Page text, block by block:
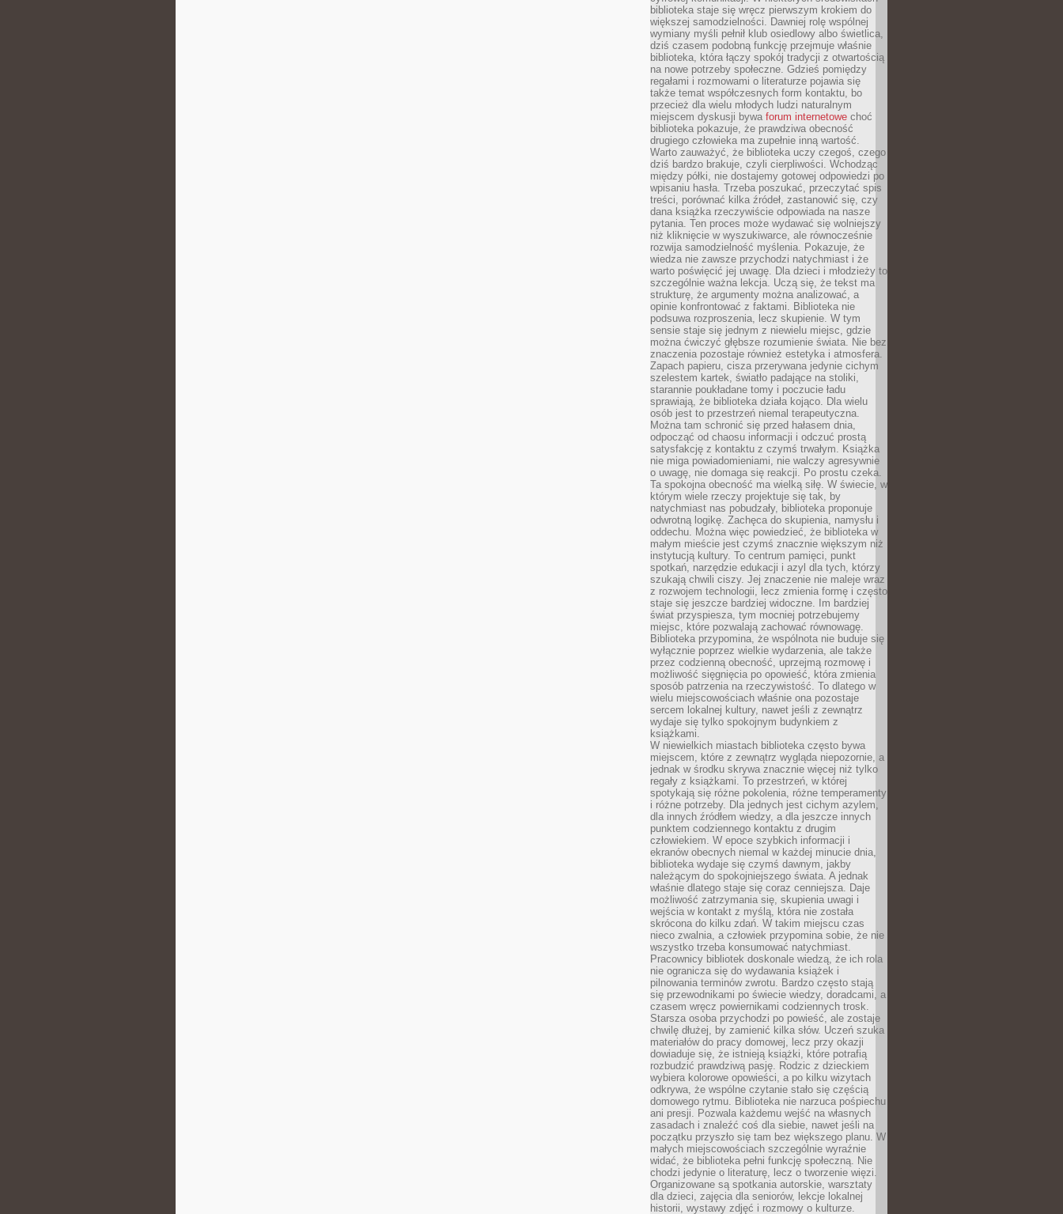
biblioteka staje się wręcz pierwszym krokiem do
większej samodzielności. Dawniej rolę wspólnej
wymiany myśli pełnił klub osiedlowy albo świetlica,
dziś czasem podobną funkcję przejmuje właśnie
biblioteka, która łączy spokój tradycji z otwartością
na nowe potrzeby społeczne. Gdzieś pomiędzy
regałami i rozmowami o literaturze pojawia się
także temat współczesnych form kontaktu, bo
przecież dla wielu młodych ludzi naturalnym
miejscem dyskusji bywa forum internetowe choć
biblioteka pokazuje, że prawdziwa obecność
drugiego człowieka ma zupełnie inną wartość.
Warto zauważyć, że biblioteka uczy czegoś, czego
dziś bardzo brakuje, czyli cierpliwości. Wchodząc
między półki, nie dostajemy gotowej odpowiedzi po
wpisaniu hasła. Trzeba poszukać, przeczytać spis
treści, porównać kilka źródeł, zastanowić się, czy
dana książka rzeczywiście odpowiada na nasze
pytania. Ten proces może wydawać się wolniejszy
niż kliknięcie w wyszukiwarce, ale równocześnie
rozwija samodzielność myślenia. Pokazuje, że
wiedza nie zawsze przychodzi natychmiast i że
warto poświęcić jej uwagę. Dla dzieci i młodzieży to
szczególnie ważna lekcja. Uczą się, że tekst ma
strukturę, że argumenty można analizować, a
opinie konfrontować z faktami. Biblioteka nie
podsuwa rozproszenia, lecz skupienie. W tym
sensie staje się jednym z niewielu miejsc, gdzie
można ćwiczyć głębsze rozumienie świata. Nie bez
znaczenia pozostaje również estetyka i atmosfera.
Zapach papieru, cisza przerywana jedynie cichym
szelestem kartek, światło padające na stoliki,
starannie poukładane tomy i poczucie ładu
sprawiają, że biblioteka działa kojąco. Dla wielu
osób jest to przestrzeń niemal terapeutyczna.
Można tam schronić się przed hałasem dnia,
odpocząć od chaosu informacji i odczuć prostą
satysfakcję z kontaktu z czymś trwałym. Książka
nie miga powiadomieniami, nie walczy agresywnie
o uwagę, nie domaga się reakcji. Po prostu czeka.
Ta spokojna obecność ma wielką siłę. W świecie, w
którym wiele rzeczy projektuje się tak, by
natychmiast nas pobudzały, biblioteka proponuje
odwrotną logikę. Zachęca do skupienia, namysłu i
oddechu. Można więc powiedzieć, że biblioteka w
małym mieście jest czymś znacznie większym niż
instytucją kultury. To centrum pamięci, punkt
spotkań, narzędzie edukacji i azyl dla tych, którzy
szukają chwili ciszy. Jej znaczenie nie maleje wraz
z rozwojem technologii, lecz zmienia formę i często
staje się jeszcze bardziej widoczne. Im bardziej
świat przyspiesza, tym mocniej potrzebujemy
miejsc, które pozwalają zachować równowagę.
Biblioteka przypomina, że wspólnota nie buduje się
wyłącznie poprzez wielkie wydarzenia, ale także
przez codzienną obecność, uprzejmą rozmowę i
możliwość sięgnięcia po opowieść, która zmienia
sposób patrzenia na rzeczywistość. To dlatego w
wielu miejscowościach właśnie ona pozostaje
sercem lokalnej kultury, nawet jeśli z zewnątrz
wydaje się tylko spokojnym budynkiem z
książkami.
W niewielkich miastach biblioteka często bywa
miejscem, które z zewnątrz wygląda niepozornie, a
jednak w środku skrywa znacznie więcej niż tylko
regały z książkami. To przestrzeń, w której
spotykają się różne pokolenia, różne temperamenty
i różne potrzeby. Dla jednych jest cichym azylem,
dla innych źródłem wiedzy, a dla jeszcze innych
punktem codziennego kontaktu z drugim
człowiekiem. W epoce szybkich informacji i
ekranów obecnych niemal w każdej minucie dnia,
biblioteka wydaje się czymś dawnym, jakby
należącym do spokojniejszego świata. A jednak
właśnie dlatego staje się coraz cenniejsza. Daje
możliwość zatrzymania się, skupienia uwagi i
wejścia w kontakt z myślą, która nie została
skrócona do kilku zdań. W takim miejscu czas
nieco zwalnia, a człowiek przypomina sobie, że nie
wszystko trzeba konsumować natychmiast.
Pracownicy bibliotek doskonale wiedzą, że ich rola
nie ogranicza się do wydawania książek i
pilnowania terminów zwrotu. Bardzo często stają
się przewodnikami po świecie wiedzy, doradcami, a
czasem wręcz powiernikami codziennych trosk.
Starsza osoba przychodzi po powieść, ale zostaje
chwilę dłużej, by zamienić kilka słów. Uczeń szuka
materiałów do pracy domowej, lecz przy okazji
dowiaduje się, że istnieją książki, które potrafią
rozbudzić prawdziwą pasję. Rodzic z dzieckiem
wybiera kolorowe opowieści, a po kilku wizytach
odkrywa, że wspólne czytanie stało się częścią
domowego rytmu. Biblioteka nie narzuca pośpiechu
ani presji. Pozwala każdemu wejść na własnych
zasadach i znaleźć coś dla siebie, nawet jeśli na
początku przyszło się tam bez większego planu. W
małych miejscowościach szczególnie wyraźnie
widać, że biblioteka pełni funkcję społeczną. Nie
chodzi jedynie o literaturę, lecz o tworzenie więzi.
Organizowane są spotkania autorskie, warsztaty
dla dzieci, zajęcia dla seniorów, lekcje lokalnej
historii, wystawy zdjęć i rozmowy o kulturze.